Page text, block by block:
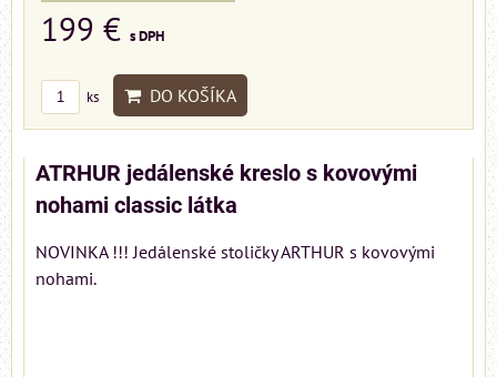
199 € s DPH
ks DO KOŠÍKA
ATRHUR jedálenské kreslo s kovovými
nohami classic látka
NOVINKA !!! Jedálenské stoličky ARTHUR s kovovými
nohami.